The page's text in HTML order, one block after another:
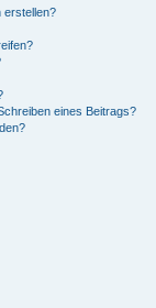
erstellen?
eines Beitrags?